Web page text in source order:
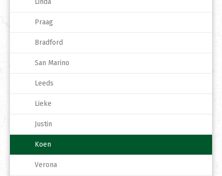
Linda
Praag
Bradford
San Marino
Leeds
Lieke
Justin
Koen
Verona